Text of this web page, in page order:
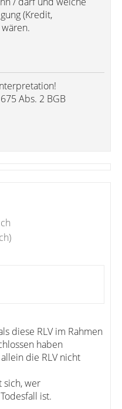
(Kredit,
Abs. 2 BGB
diese RLV im Rahmen
haben
die RLV nicht
sich, wer
ist.